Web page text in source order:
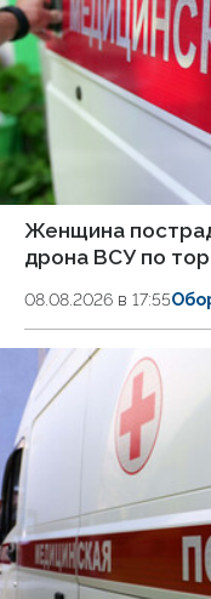
Женщина
дрона ВСУ по
08.08.2026 в 17:55